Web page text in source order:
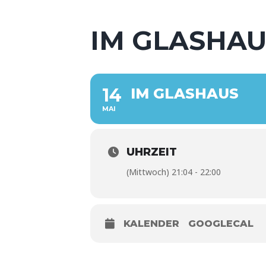
IM
14
MAI
IM GLASHAUS
UHRZEIT
(Mittwoch) 21:04 - 22:00
KALENDER GOOGLECAL